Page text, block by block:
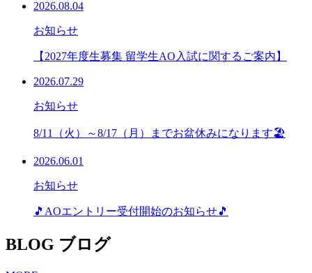
2026.08.04
お知らせ
【2027年度生募集 留学生AO入試に関するご案内】
2026.07.29
お知らせ
8/11（火）～8/17（月）までお盆休みになります🏖
2026.06.01
お知らせ
🎵AOエントリー受付開始のお知らせ🎵
BLOG ブログ